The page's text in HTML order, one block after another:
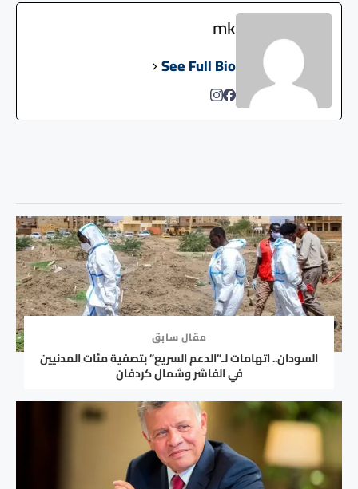
mk
See Full Bio
مقال سابق
السودان.. اتهامات لـ”الدعم السريع” بتصفية مئات المدنيين
في الفاشر وشمال كردفان